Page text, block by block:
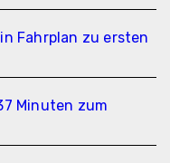
Fahrplan zu ersten
Minuten zum